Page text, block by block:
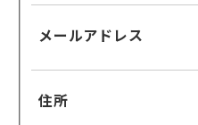
メールアドレス
住所